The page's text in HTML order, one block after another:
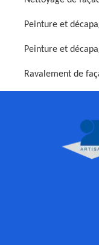
Peinture et
Peinture et
Ravalement de